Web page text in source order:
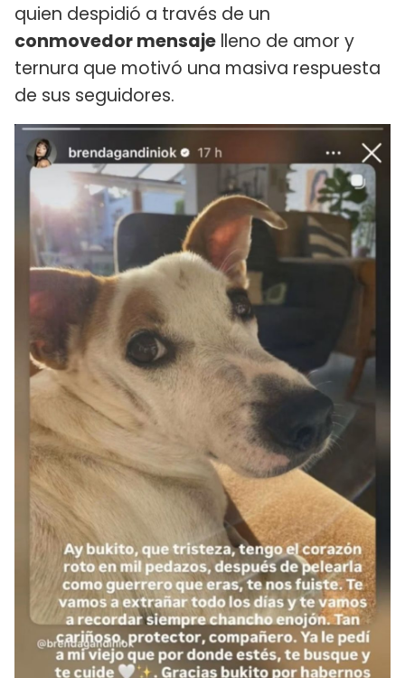
quien despidió a través de un
conmovedor mensaje lleno de amor y
ternura que motivó una masiva respuesta
de sus seguidores.